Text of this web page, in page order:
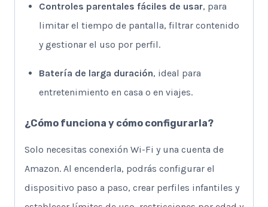
Controles parentales fáciles de usar, para
limitar el tiempo de pantalla, filtrar contenido
y gestionar el uso por perfil.
Batería de larga duración, ideal para
entretenimiento en casa o en viajes.
¿Cómo funciona y cómo configurarla?
Solo necesitas conexión Wi-Fi y una cuenta de
Amazon. Al encenderla, podrás configurar el
dispositivo paso a paso, crear perfiles infantiles y